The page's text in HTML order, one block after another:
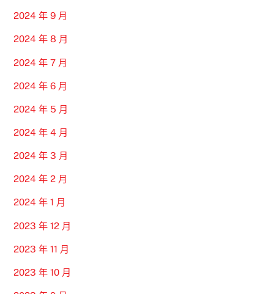
2024 年 9 月
2024 年 8 月
2024 年 7 月
2024 年 6 月
2024 年 5 月
2024 年 4 月
2024 年 3 月
2024 年 2 月
2024 年 1 月
2023 年 12 月
2023 年 11 月
2023 年 10 月